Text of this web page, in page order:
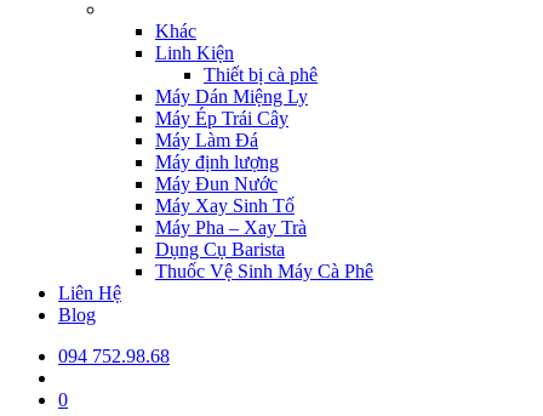
Khác
Linh Kiện
Thiết bị cà phê
Máy Dán Miệng Ly
Máy Ép Trái Cây
Máy Làm Đá
Máy định lượng
Máy Đun Nước
Máy Xay Sinh Tố
Máy Pha – Xay Trà
Dụng Cụ Barista
Thuốc Vệ Sinh Máy Cà Phê
Liên Hệ
Blog
094 752.98.68
0